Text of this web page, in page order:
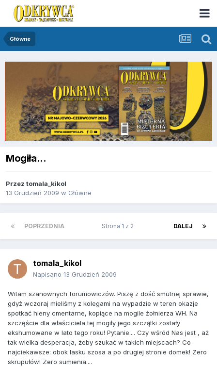
Główne
Mogiła...
Przez tomala_kikol
13 Grudzień 2009 w Główne
POPRZEDNIA DALEJ
Strona 1 z 2
tomala_kikol
Napisano 13 Grudzień 2009
Witam szanownych forumowiczów. Piszę z dość smutnej sprawie,
gdyż wczoraj mieliśmy z kolegami na wypadzie w teren okazje
spotkać hieny cmentarne, kopiące na mogile żołnierza WH. Na
szczęście dla właściciela tej mogiły jego szczątki zostały
ekshumowane w lato tego roku! Pytanie.... Czy wśród Nas jest , aż
tak wielka desperacja, żeby szukać w takich miejscach? Co
najciekawsze: obok lasku szosa a po drugiej stronie domek! Zero
skrupułów! Zero sumienia....